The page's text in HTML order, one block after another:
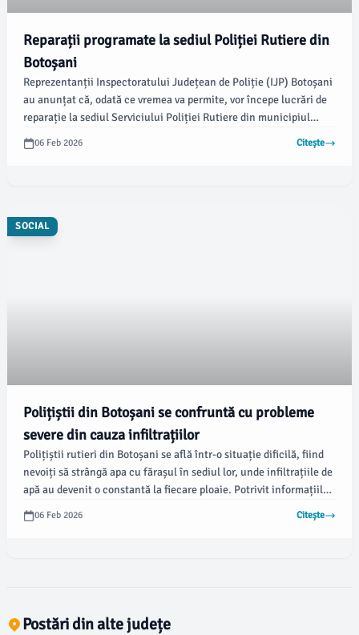
Reparații programate la sediul Poliției Rutiere din
Botoșani
Reprezentanții Inspectoratului Județean de Poliție (IJP) Botoșani
au anunțat că, odată ce vremea va permite, vor începe lucrări de
reparație la sediul Serviciului Poliției Rutiere din municipiul
Botoșani, acolo unde s-au constatat infiltrații în pereți.
Conducerea IJP a menționat că se află în căutarea unei clădiri
06 Feb 2026 Citește
SOCIAL
Polițiștii din Botoșani se confruntă cu probleme
severe din cauza infiltrațiilor
Polițiștii rutieri din Botoșani se află într-o situație dificilă, fiind
nevoiți să strângă apa cu fărașul în sediul lor, unde infiltrațiile de
apă au devenit o constantă la fiecare ploaie. Potrivit informațiilor
de la sindicaliștii Europol, acest mediu periculos generează
riscuri nu doar structurale, ci și posibile accidente electrice.
06 Feb 2026 Citește
Postări din alte județe